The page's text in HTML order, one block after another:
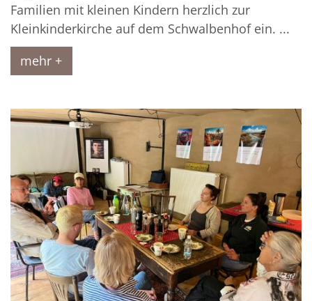
Familien mit kleinen Kindern herzlich zur
Kleinkinderkirche auf dem Schwalbenhof ein. ...
mehr +